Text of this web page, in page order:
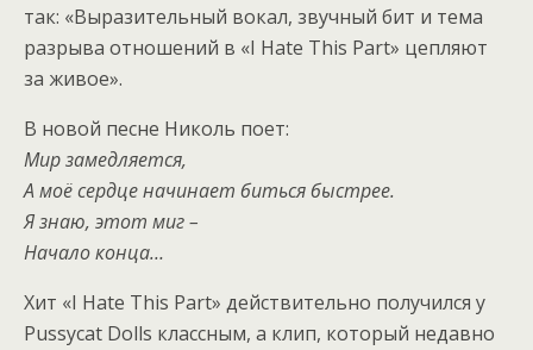
так: «Выразительный вокал, звучный бит и тема
разрыва отношений в «I Hate This Part» цепляют
за живое».
В новой песне Николь поет:
Мир замедляется,
А моё сердце начинает биться быстрее.
Я знаю, этот миг –
Начало конца…
Хит «I Hate This Part» действительно получился у
Pussycat Dolls классным, а клип, который недавно